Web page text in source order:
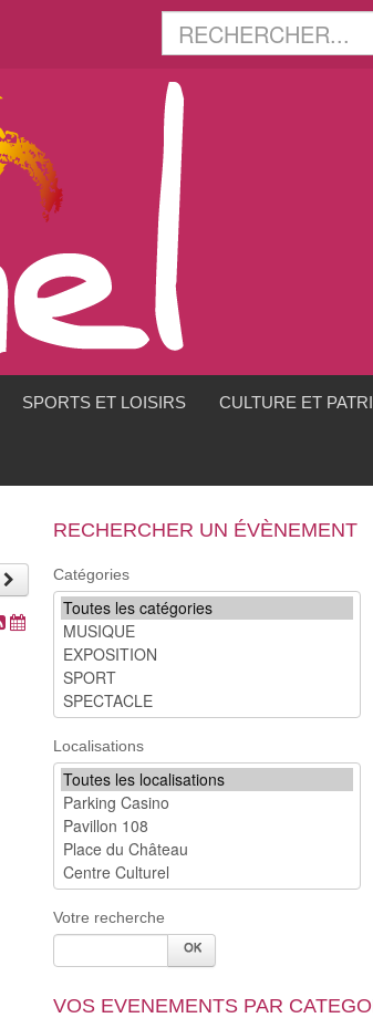
SPORTS ET LOISIRS CULTURE ET
RECHERCHER UN ÉVÈNEMENT
Catégories
Localisations
Votre recherche
VOS EVENEMENTS PAR